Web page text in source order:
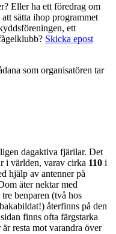
Eller ha ett föredrag om
sätta ihop programmet
ett
Skicka epost
som organisatören tar
dagaktiva fjärilar. Det
i världen, varav cirka 110 i
hjälp av antenner på
äter nektar med
benparen (två hos
återfinns på den
finns ofta färgstarka
resta mot varandra över